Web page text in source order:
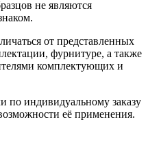
не являются
от представленных
фурнитуре, а также
комплектующих и
по индивидуальному заказу
её применения.